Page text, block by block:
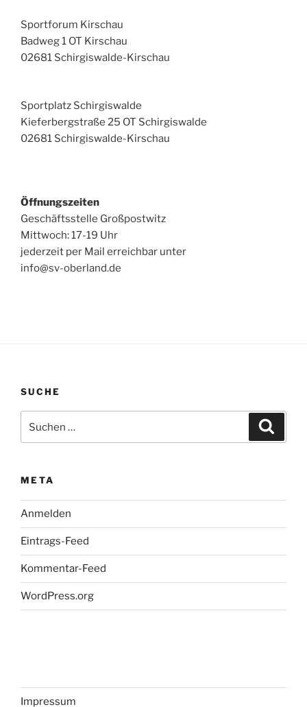
Sportforum Kirschau
Badweg 1 OT Kirschau
02681 Schirgiswalde-Kirschau
Sportplatz Schirgiswalde
Kieferbergstraße 25 OT Schirgiswalde
02681 Schirgiswalde-Kirschau
Öffnungszeiten
Geschäftsstelle Großpostwitz
Mittwoch: 17-19 Uhr
jederzeit per Mail erreichbar unter
info@sv-oberland.de
SUCHE
nach:
META
Anmelden
Eintrags-Feed
Kommentar-Feed
WordPress.org
Impressum